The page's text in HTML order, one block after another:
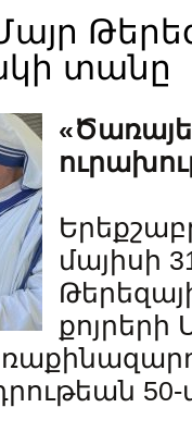
Մայր
տանը
մայիսի